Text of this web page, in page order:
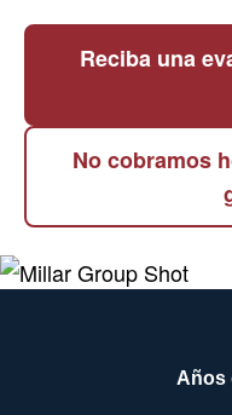
Reciba una
No cobramos
Años